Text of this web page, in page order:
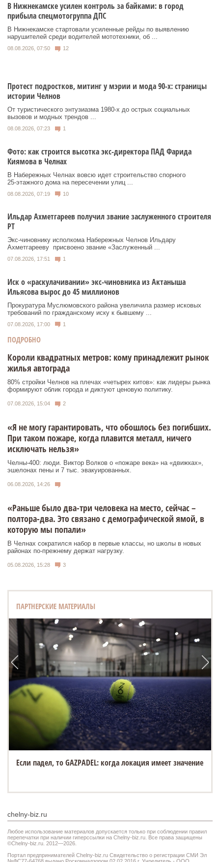
В Нижнекамске усилен контроль за байками: в город
прибыла спецмотогруппа ДПС
В Нижнекамске стартовали усиленные рейды по выявлению
нарушителей среди водителей мототехники, об ...
08.08.2026, 07:50 12
Протест подростков, митинг у мэрии и мода 90-х: страницы
истории Челнов
От туристического энтузиазма 1980‑х до острых социальных
вызовов и модных трендов ...
08.08.2026, 07:23 1
Фото: как строится высотка экс-директора ПАД Фарида
Киямова в Челнах
В Набережных Челнах вовсю идет строительство спорного
25‑этажного дома на пересечении улиц ...
08.08.2026, 07:19 10
Ильдар Ахметгареев получил звание заслуженного строителя
РТ
Экс‑чиновнику исполкома Набережных Челнов Ильдару
Ахметгарееву присвоено звание «Заслуженный ...
07.08.2026, 17:51 1
Иск о «раскулачивании» экс-чиновника из Актаныша
Ильясова вырос до 45 миллионов
Прокуратура Муслюмовского района увеличила размер исковых
требований по гражданскому иску к бывшему ...
07.08.2026, 17:00 1
ПОДРОБНО
Короли квадратных метров: кому принадлежит рынок
жилья автограда
80% стройки Челнов на плечах «четырех китов»: как лидеры рынка
формируют облик города и диктуют ценовую политику.
07.08.2026, 15:04 2
«Я не могу гарантировать, что обошлось без погибших.
При таком пожаре, когда плавится металл, ничего
исключать нельзя»
Челны-400: люди. Виктор Волков о «пожаре века» на «движках»,
эшелонах пены и 7 тыс. эвакуированных.
06.08.2026, 14:26
«Раньше было два-три человека на место, сейчас –
полтора-два. Это связано с демографической ямой, в
которую мы попали»
В Челнах сократился набор в первые классы, но школы в новых
районах по-прежнему держат нагрузку.
05.08.2026, 15:28 3
ПАРТНЕРСКИЕ МАТЕРИАЛЫ
Если падел, то GAZPADEL: когда локация имеет значение
chelny-biz.ru
Любое использование материалов допускается только при соблюдении правил
перепечатки при наличии гиперссылки на Chelny-biz.ru. Все права защищены
©Chelny-biz.ru. 2012—2026.
Портал предпринимателей Chelny-biz.ru Свидетельство о регистрации СМИ Эл